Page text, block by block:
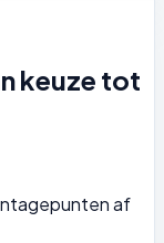
keuze tot
af